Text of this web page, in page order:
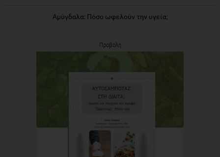
Αμύγδαλα: Πόσο ωφελούν την υγεία;
Προβολή